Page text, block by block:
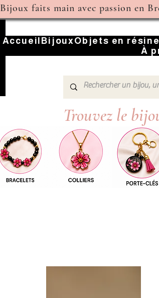
Bijoux faits main avec passion en
Accueil BijouxObjets en
À
Trouvez le